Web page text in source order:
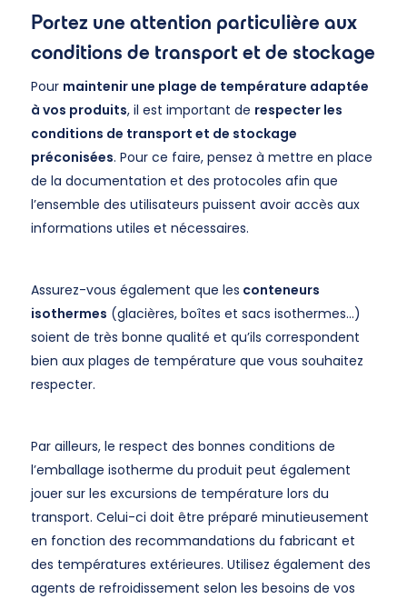
Portez une attention particulière aux
conditions de transport et de stockage
Pour maintenir une plage de température adaptée
à vos produits, il est important de respecter les
conditions de transport et de stockage
préconisées. Pour ce faire, pensez à mettre en place
de la documentation et des protocoles afin que
l’ensemble des utilisateurs puissent avoir accès aux
informations utiles et nécessaires.
Assurez-vous également que les conteneurs
isothermes (glacières, boîtes et sacs isothermes…)
soient de très bonne qualité et qu’ils correspondent
bien aux plages de température que vous souhaitez
respecter.
Par ailleurs, le respect des bonnes conditions de
l’emballage isotherme du produit peut également
jouer sur les excursions de température lors du
transport. Celui-ci doit être préparé minutieusement
en fonction des recommandations du fabricant et
des températures extérieures. Utilisez également des
agents de refroidissement selon les besoins de vos